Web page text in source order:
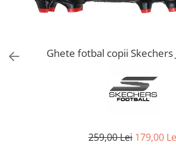
Bluze fotbal copii
Imbracaminte fotbal femei
Pantaloni lungi fotbal femei
Ghete fotbal copii Skechers
259,00 Lei 179,00